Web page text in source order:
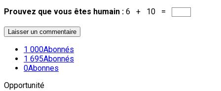
Prouvez que vous êtes humain : 6 + 10 =
1 000Abonnés
1 695Abonnés
0Abonnes
Opportunité